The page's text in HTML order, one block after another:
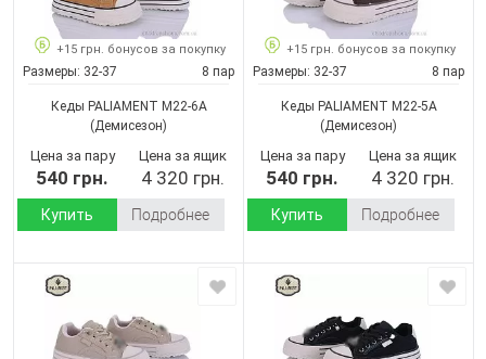
+15 грн. бонусов за покупку
Размеры: 32-37 8 пар
Кеды PALIAMENT M22-6A
(Демисезон)
Цена за пару
540 грн.
Цена за ящик
4 320 грн.
Купить Подробнее
+15 грн. бонусов за покупку
Размеры: 32-37 8 пар
Кеды PALIAMENT M22-5A
(Демисезон)
Цена за пару
540 грн.
Цена за ящик
4 320 грн.
Купить Подробнее